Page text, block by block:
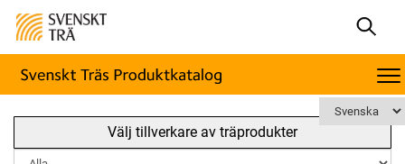
Välj tillverkare av träprodukter